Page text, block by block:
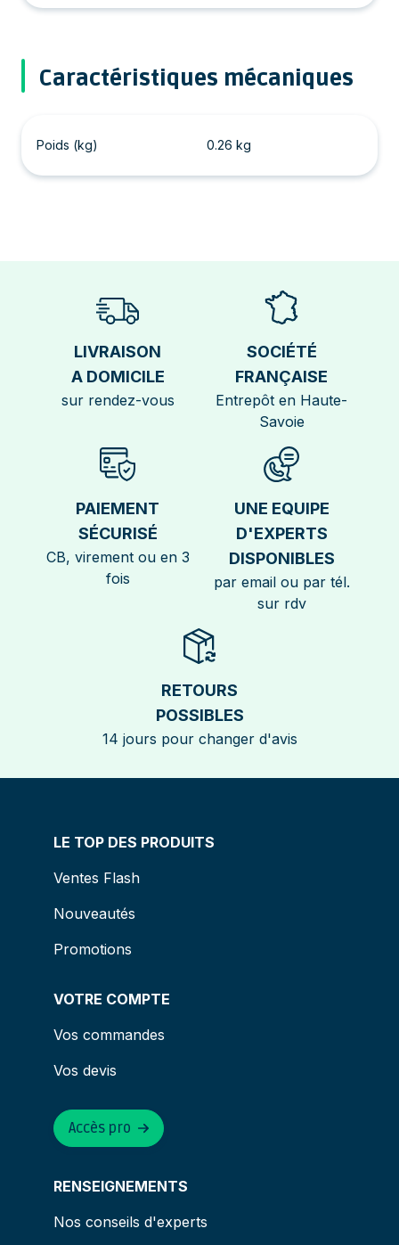
Caractéristiques mécaniques
Poids (kg) 0.26 kg
LIVRAISON
A DOMICILE
sur rendez-vous
SOCIÉTÉ
FRANÇAISE
Entrepôt en Haute-
Savoie
PAIEMENT
SÉCURISÉ
CB, virement ou en 3
fois
UNE EQUIPE
D'EXPERTS
DISPONIBLES
par email ou par tél.
sur rdv
RETOURS
POSSIBLES
14 jours pour changer d'avis
LE TOP DES PRODUITS
Ventes Flash
Nouveautés
Promotions
VOTRE COMPTE
Vos commandes
Vos devis
RENSEIGNEMENTS
Nos conseils d'experts
Accès pro